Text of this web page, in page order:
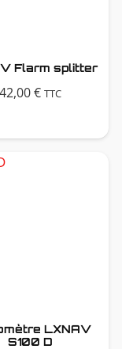
Flarm splitter
42,00€ TTC
LXNAV
S100 D